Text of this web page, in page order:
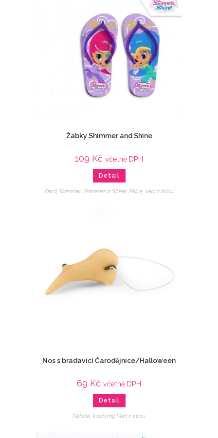
Žabky Shimmer and Shine
109 Kč včetně DPH
Detail
Dívčí, Shimmer, Shimmer a Shine, Shine, Veci z filmu
Nos s bradavicí Čarodějnice/Halloween
69 Kč včetně DPH
Detail
Dětské, Kostýmy, Veci z filmu